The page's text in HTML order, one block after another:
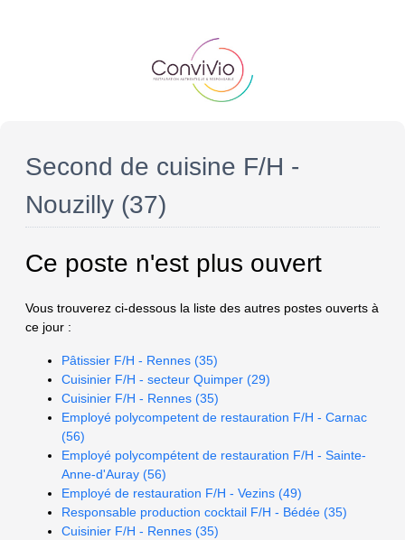
Second de cuisine F/H -
Nouzilly (37)
Ce poste n'est plus ouvert
Vous trouverez ci-dessous la liste des autres postes ouverts à
ce jour :
Pâtissier F/H - Rennes (35)
Cuisinier F/H - secteur Quimper (29)
Cuisinier F/H - Rennes (35)
Employé polycompetent de restauration F/H - Carnac
(56)
Employé polycompétent de restauration F/H - Sainte-
Anne-d'Auray (56)
Employé de restauration F/H - Vezins (49)
Responsable production cocktail F/H - Bédée (35)
Cuisinier F/H - Rennes (35)